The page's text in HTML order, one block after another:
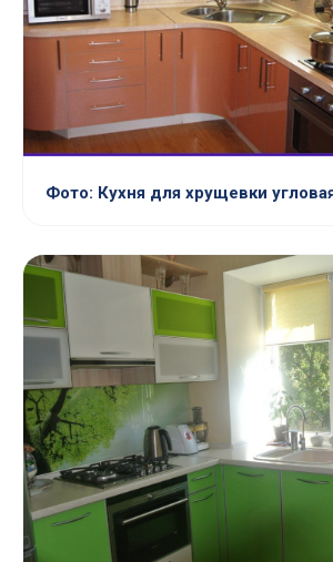
Фото: Кухня для хрущевки